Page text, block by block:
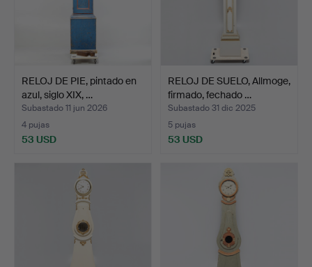
RELOJ DE PIE, pintado en
azul, siglo XIX, …
Subastado 11 jun 2026
4 pujas
53 USD
RELOJ DE SUELO, Allmoge,
firmado, fechado …
Subastado 31 dic 2025
5 pujas
53 USD